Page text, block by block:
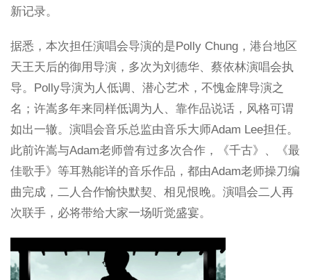
新记录。
据悉，本次担任演唱会导演的是Polly Chung，港台地区
天王天后的御用导演，多次为刘德华、蔡依林演唱会执
导。Polly导演为人低调、潜心艺术，不愧金牌导演之
名；许嵩多年来同样低调为人、靠作品说话，风格可谓
如出一辙。演唱会音乐总监由音乐大师Adam Lee担任。
此前许嵩与Adam老师曾有过多次合作，《千古》、《最
佳歌手》等耳熟能详的音乐作品，都由Adam老师操刀编
曲完成，二人合作愉快默契、相见恨晚。演唱会二人再
次联手，必将带给大家一场听觉盛宴。